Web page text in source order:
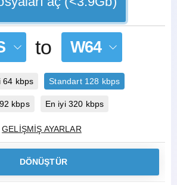
to W64
64 kbps Standart 128 kbps
kbps En iyi 320 kbps
GELIŞMIŞ AYARLAR
DÖNÜŞTÜR